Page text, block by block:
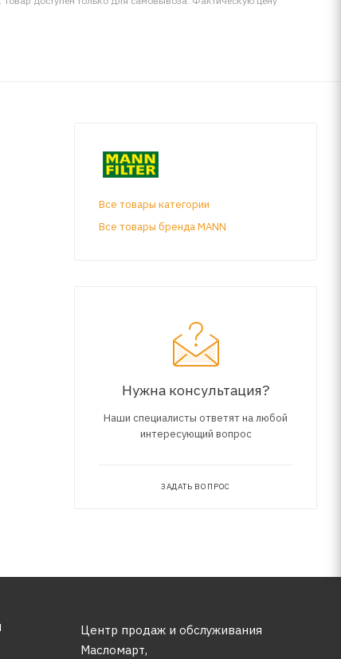
Все товары категории
Все товары бренда MANN
Нужна консультация?
Наши специалисты ответят на любой
интересующий вопрос
ЗАДАТЬ ВОПРОС
Центр продаж и обслуживания
Масломарт,